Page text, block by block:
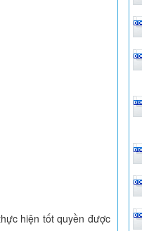
hiện tốt quyền được